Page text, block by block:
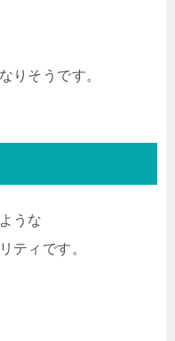
りそうです。
うな
ティです。